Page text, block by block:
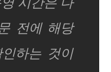
전에 해당
하는 것이